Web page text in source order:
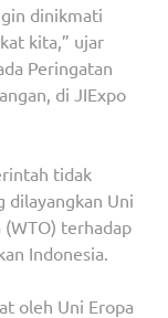
dinikmati
kita,” ujar
Peringatan
di JIExpo
tidak
dilayangkan Uni
(WTO) terhadap
Indonesia.
oleh Uni Eropa